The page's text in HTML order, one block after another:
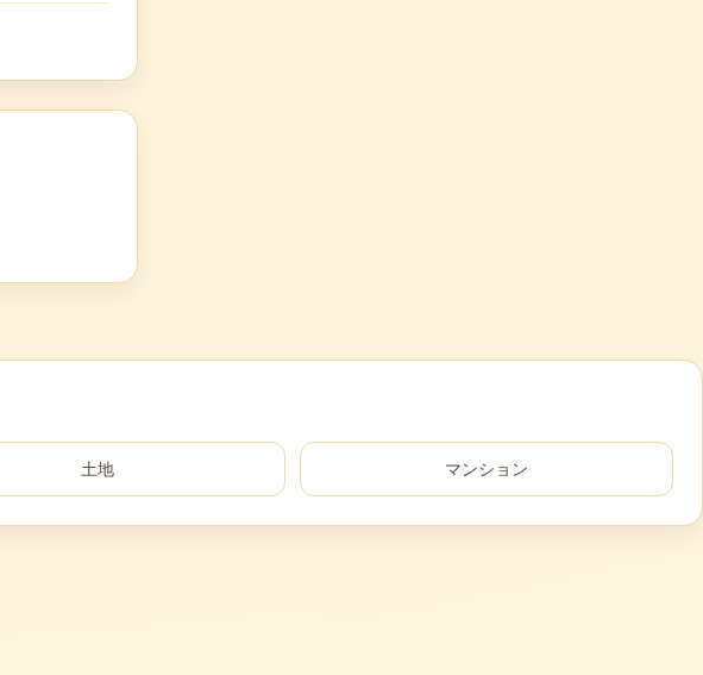
土地 マンション